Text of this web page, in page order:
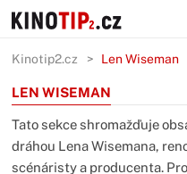
Kinotip2.cz Len Wiseman
LEN WISEMAN
Tato sekce shromažďuje
dráhou Lena Wisemana,
scénáristy a producenta.